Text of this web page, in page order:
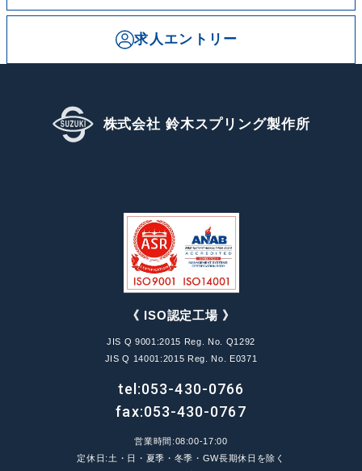
求人エントリー
株式会社 鈴木スプリング製作所
《 ISO認定工場 》
JIS Q 9001:2015 Reg. No. Q1292
JIS Q 14001:2015 Reg. No. E0371
tel:053-430-0766
fax:053-430-0767
営業時間:08:00-17:00
定休日:土・日・夏季・冬季・GW長期休日を除く